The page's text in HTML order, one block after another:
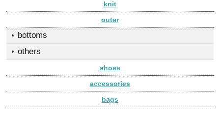
knit
outer
bottoms
others
shoes
accessories
bags